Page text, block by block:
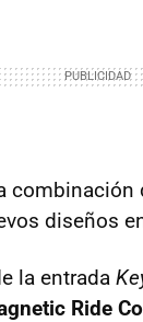
diseños
la entrada
Ride